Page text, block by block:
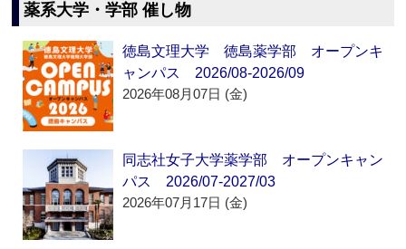
薬系大学・学部 催し物
徳島文理大学 徳島薬学部 オープンキ
ャンパス 2026/08-2026/09
2026年08月07日 (金)
同志社女子大学薬学部 オープンキャン
パス 2026/07-2027/03
2026年07月17日 (金)